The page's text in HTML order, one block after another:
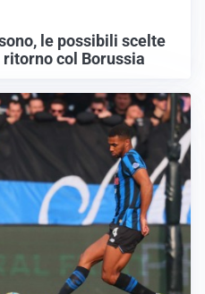
le possibili scelte
col Borussia